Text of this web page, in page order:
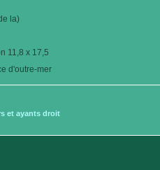
la)
11,8 x 17,5
d'outre-mer
et ayants droit